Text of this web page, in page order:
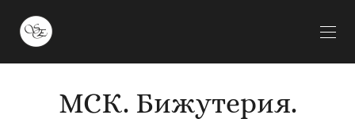
МСК. Бижутерия.